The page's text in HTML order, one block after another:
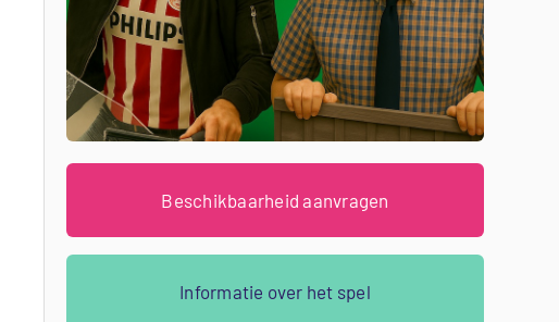
Beschikbaarheid aanvragen
Informatie over het spel